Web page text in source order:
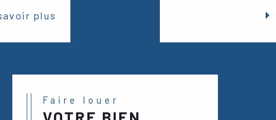
plus
Faire louer